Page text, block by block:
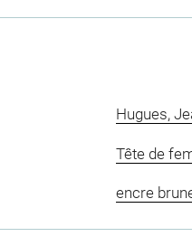
Hugues,
Tête de
encre